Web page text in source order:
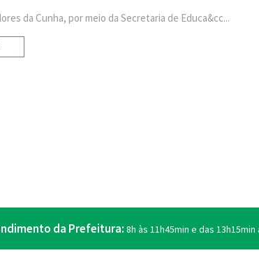
da Cunha, por meio da Secretaria de Educa&cc...
da Prefeitura: 8h às 11h45min e das 13h15min